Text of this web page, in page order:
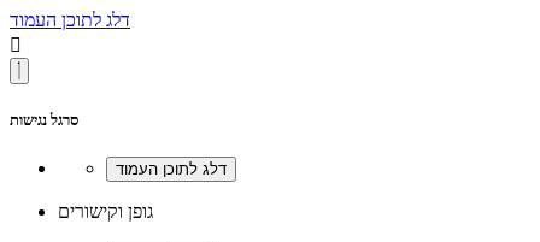
דלג לתוכן העמוד

סרגל נגישות
גופן וקישורים